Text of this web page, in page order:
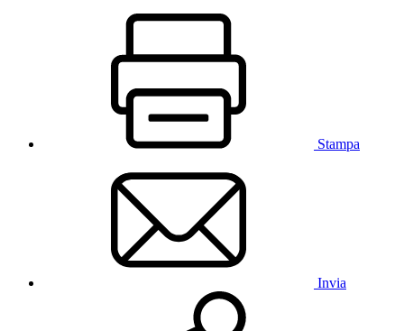
Stampa
Invia